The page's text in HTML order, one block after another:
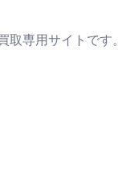
専用サイトです。